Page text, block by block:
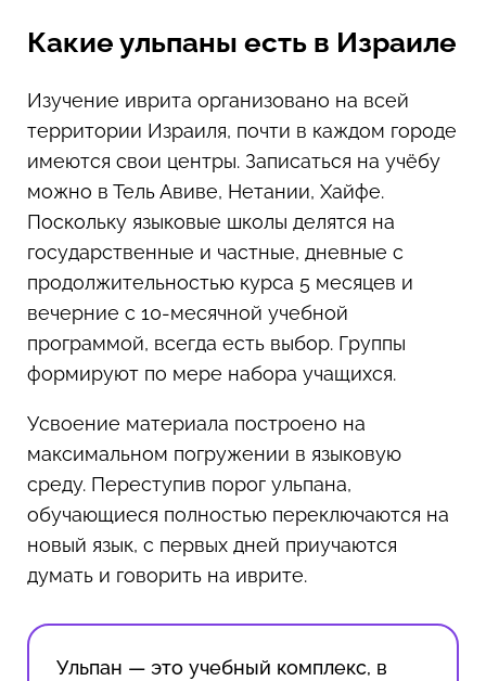
Какие ульпаны есть в Израиле
Изучение иврита организовано на всей
территории Израиля, почти в каждом городе
имеются свои центры. Записаться на учёбу
можно в Тель Авиве, Нетании, Хайфе.
Поскольку языковые школы делятся на
государственные и частные, дневные с
продолжительностью курса 5 месяцев и
вечерние с 10-месячной учебной
программой, всегда есть выбор. Группы
формируют по мере набора учащихся.
Усвоение материала построено на
максимальном погружении в языковую
среду. Переступив порог ульпана,
обучающиеся полностью переключаются на
новый язык, с первых дней приучаются
думать и говорить на иврите.
Ульпан — это учебный комплекс, в